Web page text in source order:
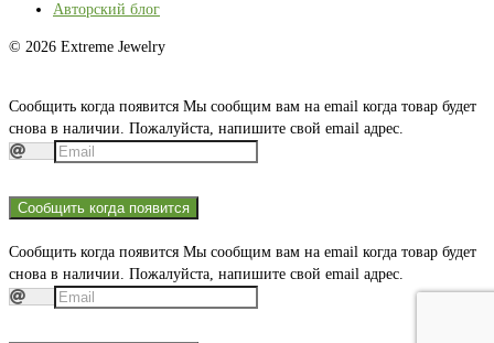
Авторский блог
© 2026 Extreme Jewelry
Сообщить когда появится Мы сообщим вам на email когда товар будет
снова в наличии. Пожалуйста, напишите свой email адрес.
Сообщить когда появится
Сообщить когда появится Мы сообщим вам на email когда товар будет
снова в наличии. Пожалуйста, напишите свой email адрес.